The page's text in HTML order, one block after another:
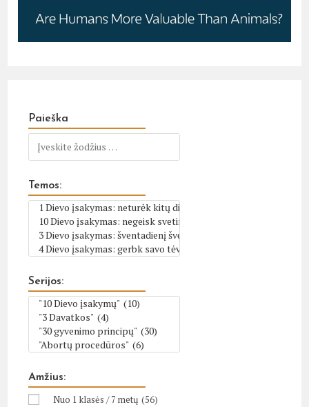
Paieška
Temos:
Serijos:
Amžius:
Nuo 1 klasės / 7 metų (56)